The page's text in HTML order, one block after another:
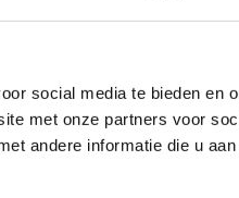
social media te bieden en
met onze partners voor
andere informatie die u